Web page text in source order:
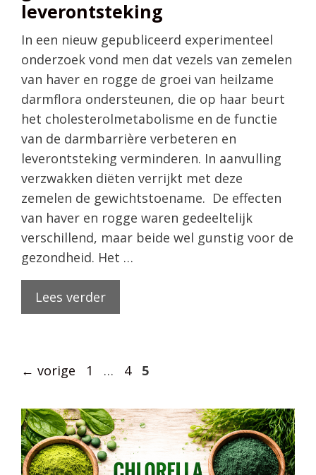
leverontsteking
In een nieuw gepubliceerd experimenteel
onderzoek vond men dat vezels van zemelen
van haver en rogge de groei van heilzame
darmflora ondersteunen, die op haar beurt
het cholesterolmetabolisme en de functie
van de darmbarrière verbeteren en
leverontsteking verminderen. In aanvulling
verzwakken diëten verrijkt met deze
zemelen de gewichtstoename. De effecten
van haver en rogge waren gedeeltelijk
verschillend, maar beide wel gunstig voor de
gezondheid. Het …
Lees verder
← vorige Pagina
1 … Pagina
4 Pagina
5